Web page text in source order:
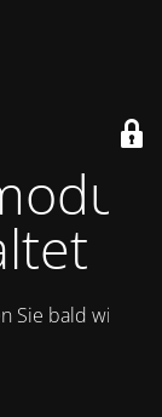
Sie bald wieder.